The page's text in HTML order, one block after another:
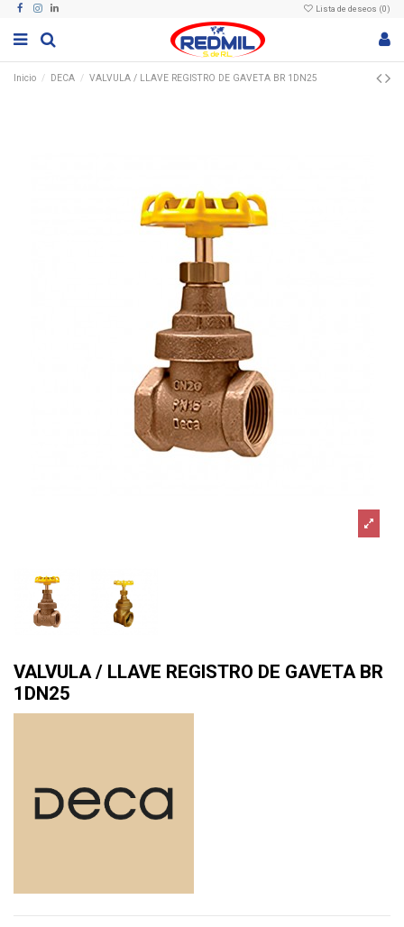
Lista de deseos (0)
Inicio DECA VALVULA / LLAVE REGISTRO DE GAVETA BR 1DN25
VALVULA / LLAVE REGISTRO DE GAVETA BR
1DN25